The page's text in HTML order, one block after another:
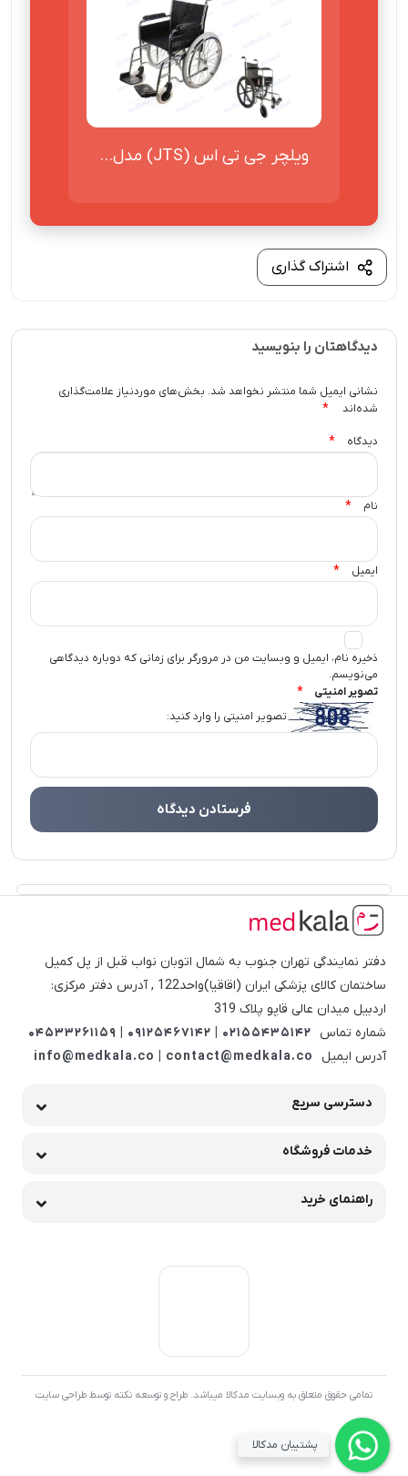
ویلچر جی تی اس (JTS) مدل...
اشتراک گذاری
دیدگاهتان را بنویسید
نشانی ایمیل شما منتشر نخواهد شد. بخش‌های موردنیاز علامت‌گذاری
شده‌اند
*
دیدگاه *
نام *
ایمیل *
ذخیره نام، ایمیل و وبسایت من در مرورگر برای زمانی که دوباره دیدگاهی
می‌نویسم.
تصویر امنیتی
*
تصویر امنیتی را وارد کنید:
دفتر نمایندگی تهران جنوب به شمال اتوبان نواب قبل از پل کمیل
ساختمان کالای پزشکی ایران (اقاقیا)واحد122 , آدرس دفتر مرکزی:
اردبیل میدان عالی قاپو پلاک 319
شماره تماس 02155435142 | 09125467142 | 04533261159
آدرس ایمیل
info@medkala.co | contact@medkala.co
دسترسی سریع
خدمات فروشگاه
راهنمای خرید
تمامی حقوق متعلق به وبسایت مدکالا میباشد. طراح و توسعه نکته توسط طراحی سایت
پشتیبان مدکالا